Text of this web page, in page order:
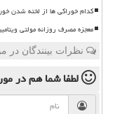
کدام خوراکی ها از لخته شدن
معجزه مصرف روزانه مولتی
نظرات بینندگان در
لطفا شما همدر